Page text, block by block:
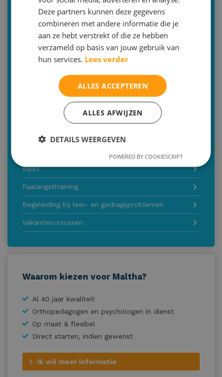
Minimale afname: al vanaf 2 uur per dag
Aan huis
030-2293579
info@malthastudiecoaching.nl
Inschrijven
Of bent u op zoek naar een andere dienst
Bijles
Faalangsttraining
Begeleiding bij leer- en gedragsproblemen
Vakantiecursussen
Waarom kiezen voor Maltha?
Al 40 jaar kwaliteit
Orthopedagogen en psychologen in dienst
Op maat & flexibel
Direct starten, indien gewenst
Ik wil meer informatie
Deze partners kunnen deze gegevens
combineren met andere informatie die je
aan ze hebt verstrekt of die ze hebben
verzameld op basis van jouw gebruik van
hun services. Lees verder
ALLES ACCEPTEREN
ALLES AFWIJZEN
DETAILS WEERGEVEN
POWERED BY COOKIESCRIPT